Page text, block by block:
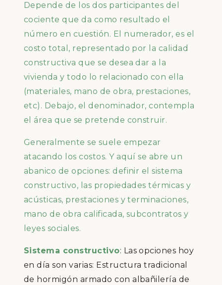
Depende de los dos participantes del
cociente que da como resultado el
número en cuestión. El numerador, es el
costo total, representado por la calidad
constructiva que se desea dar a la
vivienda y todo lo relacionado con ella
(materiales, mano de obra, prestaciones,
etc). Debajo, el denominador, contempla
el área que se pretende construir.
Generalmente se suele empezar
atacando los costos. Y aquí se abre un
abanico de opciones: definir el sistema
constructivo, las propiedades térmicas y
acústicas, prestaciones y terminaciones,
mano de obra calificada, subcontratos y
leyes sociales.
Sistema constructivo: Las opciones hoy
en día son varias: Estructura tradicional
de hormigón armado con albañilería de